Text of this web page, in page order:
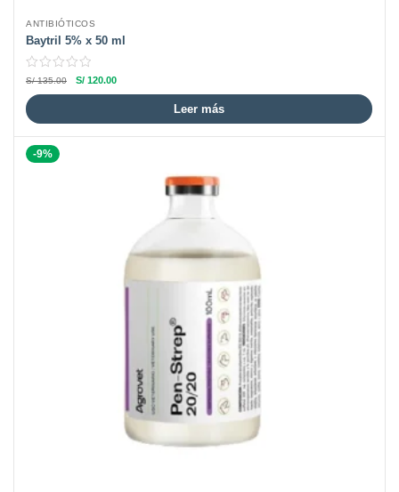
ANTIBIÓTICOS
Baytril 5% x 50 ml
S/135.00 S/ 120.00
Leer más
-9%